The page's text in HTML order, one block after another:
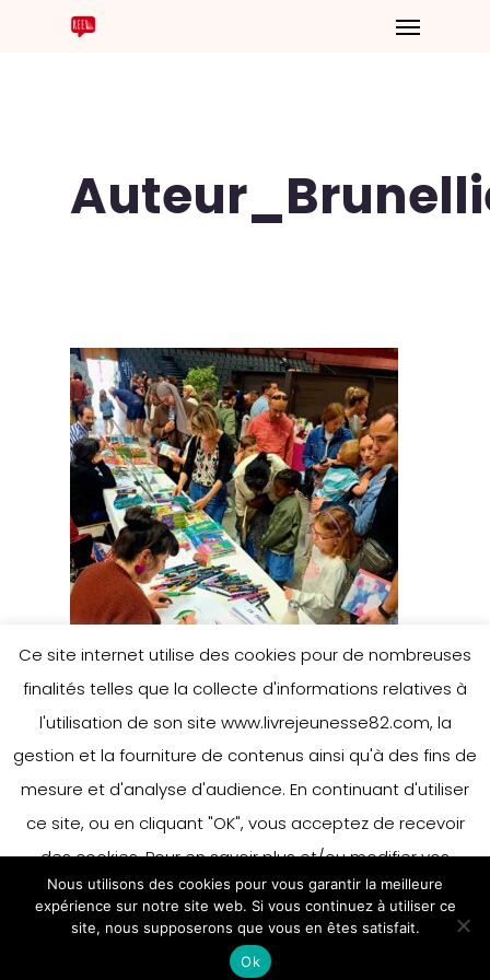
Ce site internet utilise des cookies pour de nombreuses
finalités telles que la collecte d'informations relatives à
l'utilisation de son site www.livrejeunesse82.com, la
gestion et la fourniture de contenus ainsi qu'à des fins de
mesure et d'analyse d'audience. En continuant d'utiliser
ce site, ou en cliquant "OK", vous acceptez de recevoir
des cookies. Pour en savoir plus et/ou modifier vos
préférences en matière de cookies, merci de vous référer
à notre politique sur les cookies.
Accepter
En savoir plus
Nous utilisons des cookies pour vous garantir la meilleure
expérience sur notre site web. Si vous continuez à utiliser ce
site, nous supposerons que vous en êtes satisfait.
Ok